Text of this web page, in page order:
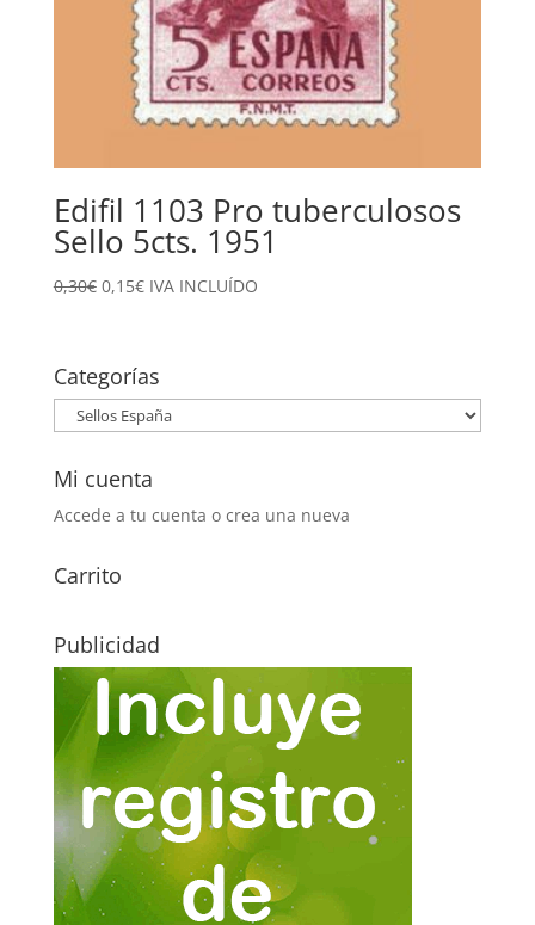
Edifil 1103 Pro tuberculosos
Sello 5cts. 1951
0,30€ El
era:
0,30€.
0,15€El
es:
0,15€.
IVA INCLUÍDO
Categorías
Mi cuenta
Accede a tu cuenta o crea una nueva
Carrito
Publicidad